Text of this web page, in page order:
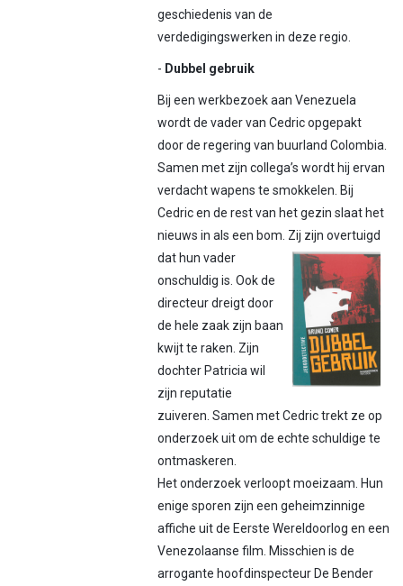
geschiedenis van de
verdedigingswerken in deze regio.
- Dubbel gebruik
Bij een werkbezoek aan Venezuela
wordt de vader van Cedric opgepakt
door de regering van buurland Colombia.
Samen met zijn collega’s wordt hij ervan
verdacht wapens te smokkelen. Bij
Cedric en de rest van het gezin slaat het
nieuws in als een bom. Zij zijn overtuigd
dat hun vader
onschuldig is. Ook de
directeur dreigt door
de hele zaak zijn baan
kwijt te raken. Zijn
dochter Patricia wil
zijn reputatie
zuiveren. Samen met Cedric trekt ze op
onderzoek uit om de echte schuldige te
ontmaskeren.
Het onderzoek verloopt moeizaam. Hun
enige sporen zijn een geheimzinnige
affiche uit de Eerste Wereldoorlog en een
Venezolaanse film. Misschien is de
arrogante hoofdinspecteur De Bender